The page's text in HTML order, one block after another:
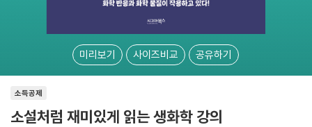
미리보기 사이즈비교 공유하기
소득공제
소설처럼 재미있게 읽는 생화학 강의